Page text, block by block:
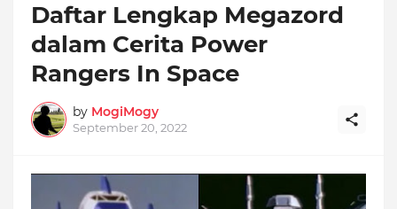
Daftar Lengkap Megazord
dalam Cerita Power
Rangers In Space
by MogiMogy
September 20, 2022